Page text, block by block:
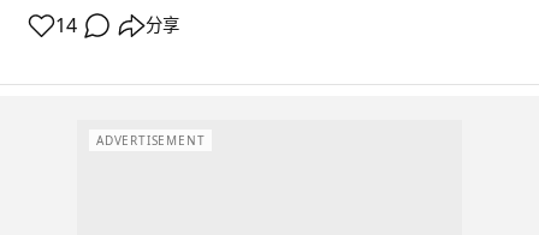
14 分享
ADVERTISEMENT